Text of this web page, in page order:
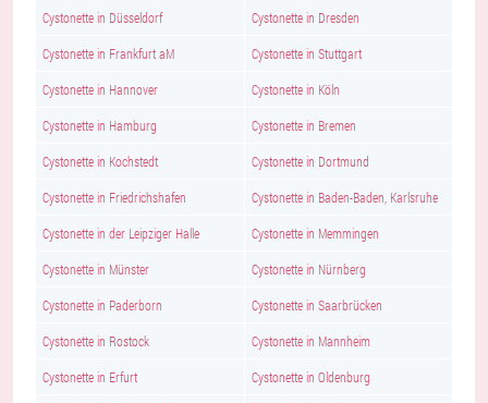
Cystonette in Düsseldorf Cystonette in Dresden
Cystonette in Frankfurt aM Cystonette in Stuttgart
Cystonette in Hannover Cystonette in Köln
Cystonette in Hamburg Cystonette in Bremen
Cystonette in Kochstedt Cystonette in Dortmund
Cystonette in Friedrichshafen Cystonette in Baden-Baden, Karlsruhe
Cystonette in der Leipziger Halle Cystonette in Memmingen
Cystonette in Münster Cystonette in Nürnberg
Cystonette in Paderborn Cystonette in Saarbrücken
Cystonette in Rostock Cystonette in Mannheim
Cystonette in Erfurt Cystonette in Oldenburg